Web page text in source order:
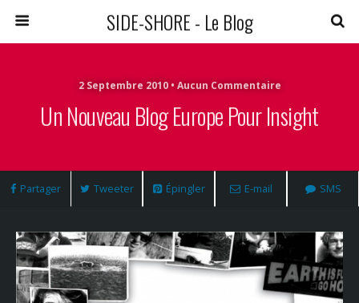
SIDE-SHORE - Le Blog
2 Septembre 2010 • Aucun Commentaire
Un Nouveau Blog Europe Pour Insight
Partager Tweeter Épingler E-mail SMS